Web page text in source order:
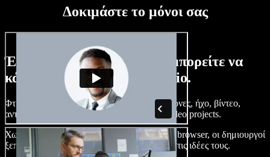
Δοκιμάστε το μόνοι σας
Ένα μικρό δείγμα από όσα μπορείτε να
κάνετε με το Speechify Studio.
Φτιάξτε voice overs, προσθέστε δωρεάν εικόνες, ήχο, βίντεο,
αντιγραφή φωνής – ολοκληρωμένα audio/video projects.
Χωρίς καμπύλη εκμάθησης και με όλα στον browser, οι δημιουργοί
ξεπερνούν τα κλασικά όρια και δίνουν ζωή στις ιδέες τους.